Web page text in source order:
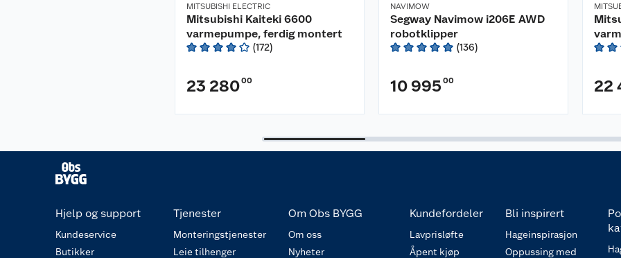
MITSUBISHI ELECTRIC
Mitsubishi Kaiteki 6600
varmepumpe, ferdig montert
(172)
23 28000
NAVIMOW
Segway Navimow i206E AWD
robotklipper
(136)
10 995 00 22
Hjelp og support
Kundeservice
Butikker
Tjenester
Monteringstjenester
Leie tilhenger
Om Obs BYGG
Om oss
Nyheter
Kundefordeler
Lavprisløfte
Åpent kjøp
Bli inspirert
Hageinspirasjon
Oppussing med